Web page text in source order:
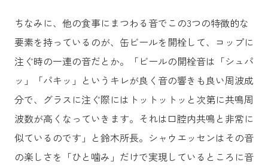
ちなみに、他の食事にまつわる音でこの3つの特徴的な
要素を持っているのが、缶ビールを開栓して、コップに
注ぐ時の一連の音だとか。「ビールの開栓音は「シュパ
ッ」「パキッ」というキレが良く音の響きも良い周波成
分で、グラスに注ぐ際にはトットットッと次第に共鳴周
波数が高くなっていきます。それは口腔内共鳴と非常に
似ているのです」と鈴木所長。シャウエッセンはその音
の楽しさを「ひと噛み」だけで実現しているところに音